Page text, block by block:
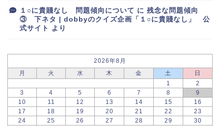
１○に貴賤なし 問題傾向について に 残念な問題傾向
③ 下ネタ | dobbyのクイズ企画「１○に貴賤なし」 公
式サイト より
2026年8月
月
火 水 木 金 土
日
1
2
3
4 5 6 7 8
9
10
11 12 13 14 15
16
17
18 19 20 21 22
23
24
25 26 27 28 29
30